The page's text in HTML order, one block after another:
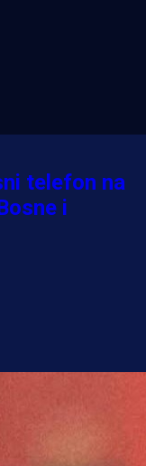
telefon na
i